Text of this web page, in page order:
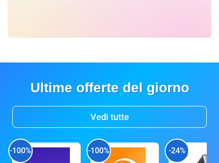
Ultime offerte del giorno
Vedi tutte
-100% -100% -24%